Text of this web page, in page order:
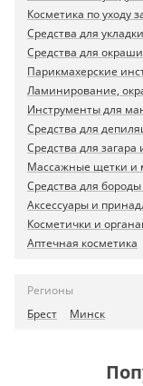
Косметика по уходу
Средства для
Средства для
Парикмахерские
Ламинирование,
Инструменты для
Средства для
Средства для
Массажные щетки и
Средства для бороды
Аксессуары и
Косметички и
Аптечная косметика
Регионы
Брест
Минск